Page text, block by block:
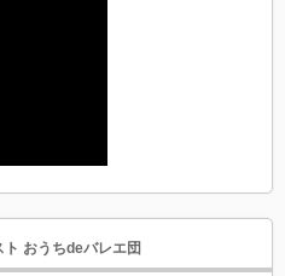
おうちdeバレエ団